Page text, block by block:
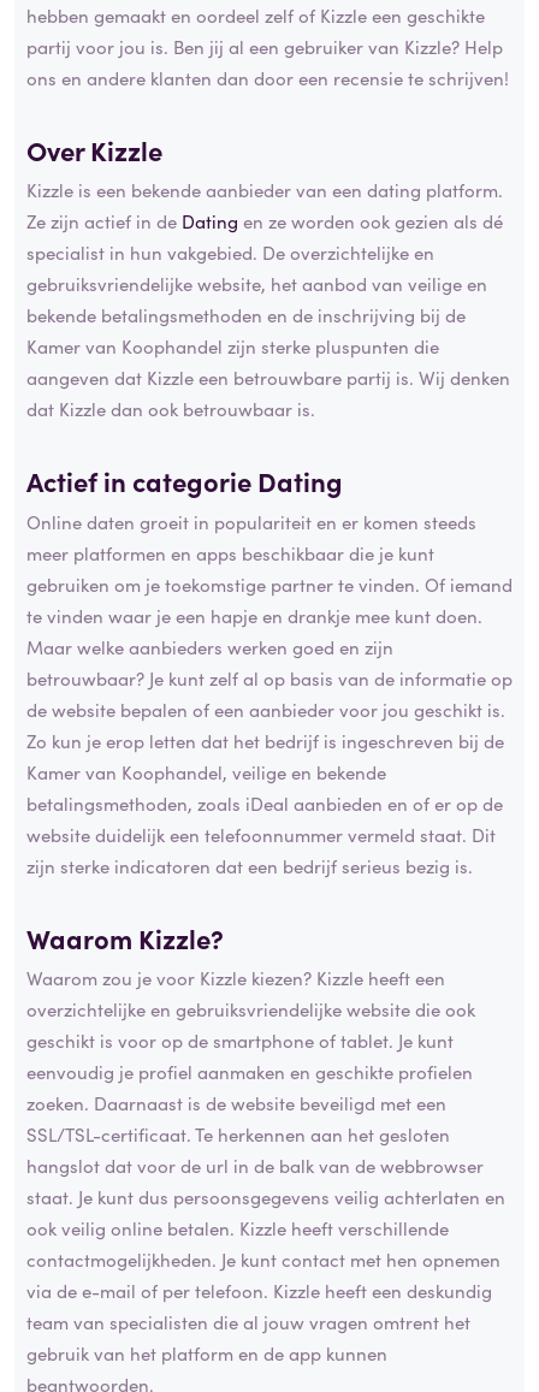
hebben gemaakt en oordeel zelf of Kizzle een geschikte
partij voor jou is. Ben jij al een gebruiker van Kizzle? Help
ons en andere klanten dan door een recensie te schrijven!
Over Kizzle
Kizzle is een bekende aanbieder van een dating platform.
Ze zijn actief in de Dating en ze worden ook gezien als dé
specialist in hun vakgebied. De overzichtelijke en
gebruiksvriendelijke website, het aanbod van veilige en
bekende betalingsmethoden en de inschrijving bij de
Kamer van Koophandel zijn sterke pluspunten die
aangeven dat Kizzle een betrouwbare partij is. Wij denken
dat Kizzle dan ook betrouwbaar is.
Actief in categorieDating
Online daten groeit in populariteit en er komen steeds
meer platformen en apps beschikbaar die je kunt
gebruiken om je toekomstige partner te vinden. Of iemand
te vinden waar je een hapje en drankje mee kunt doen.
Maar welke aanbieders werken goed en zijn
betrouwbaar? Je kunt zelf al op basis van de informatie op
de website bepalen of een aanbieder voor jou geschikt is.
Zo kun je erop letten dat het bedrijf is ingeschreven bij de
Kamer van Koophandel, veilige en bekende
betalingsmethoden, zoals iDeal aanbieden en of er op de
website duidelijk een telefoonnummer vermeld staat. Dit
zijn sterke indicatoren dat een bedrijf serieus bezig is.
Waarom Kizzle?
Waarom zou je voor Kizzle kiezen? Kizzle heeft een
overzichtelijke en gebruiksvriendelijke website die ook
geschikt is voor op de smartphone of tablet. Je kunt
eenvoudig je profiel aanmaken en geschikte profielen
zoeken. Daarnaast is de website beveiligd met een
SSL/TSL-certificaat. Te herkennen aan het gesloten
hangslot dat voor de url in de balk van de webbrowser
staat. Je kunt dus persoonsgegevens veilig achterlaten en
ook veilig online betalen. Kizzle heeft verschillende
contactmogelijkheden. Je kunt contact met hen opnemen
via de e-mail of per telefoon. Kizzle heeft een deskundig
team van specialisten die al jouw vragen omtrent het
gebruik van het platform en de app kunnen
beantwoorden.